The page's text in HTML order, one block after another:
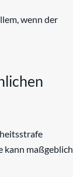
wenn der
kann maßgeblich